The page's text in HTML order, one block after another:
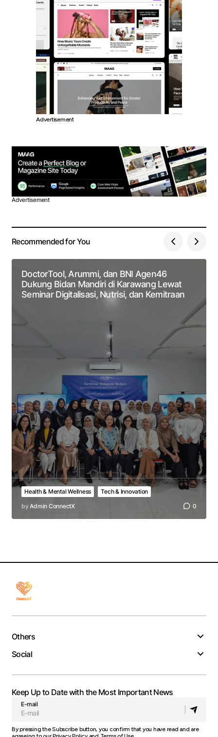
Advertisement
Advertisement
Recommended for You
DoctorTool, Arummi, dan BNI Agen46
Dukung Bidan Mandiri di Karawang Lewat
Seminar Digitalisasi, Nutrisi, dan Kemitraan
Health & Mental Wellness
Tech & Innovation
by Admin ConnectX 0
Others
Social
Keep Up to Date with the Most Important News
E-mail
By pressing the Subscribe button, you confirm that you have read and are